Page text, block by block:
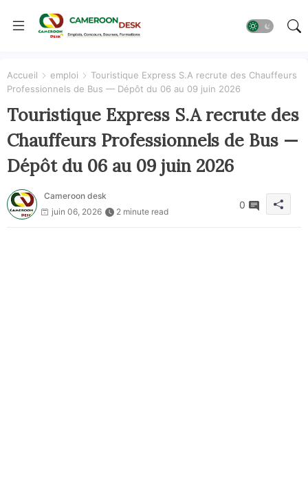
Accueil emploi
Touristique Express S.A recrute des Chauffeurs
Professionnels de Bus — Dépôt du 06 au 09 juin 2026
Touristique Express S.A recrute des
Chauffeurs Professionnels de Bus —
Dépôt du 06 au 09 juin 2026
Cameroon desk
juin 06, 2026
2 minute read
0